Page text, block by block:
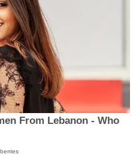
From Lebanon - Who